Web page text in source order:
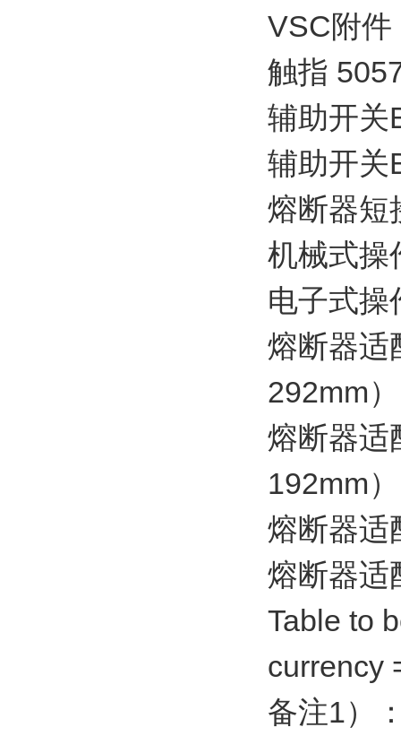
VSC附件
触指
辅助开关
辅助开关
熔断器短
机械式操
电子式操
熔断器适
292mm
熔断器适
192mm
熔断器适
熔断器适
Table to
currency
备注1）